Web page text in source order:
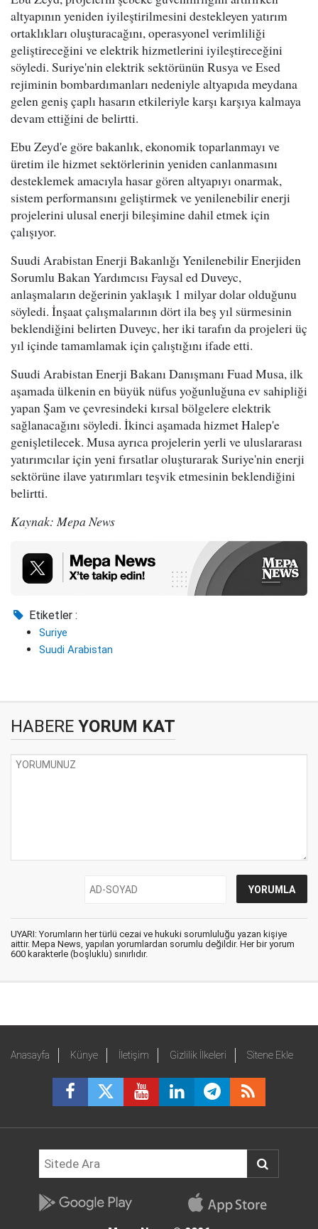
altyapının yeniden iyileştirilmesini destekleyen yatırım
ortaklıkları oluşturacağını, operasyonel verimliliği
geliştireceğini ve elektrik hizmetlerini iyileştireceğini
söyledi. Suriye'nin elektrik sektörünün Rusya ve Esed
rejiminin bombardımanları nedeniyle altyapıda meydana
gelen geniş çaplı hasarın etkileriyle karşı karşıya kalmaya
devam ettiğini de belirtti.
Ebu Zeyd'e göre bakanlık, ekonomik toparlanmayı ve
üretim ile hizmet sektörlerinin yeniden canlanmasını
desteklemek amacıyla hasar gören altyapıyı onarmak,
sistem performansını geliştirmek ve yenilenebilir enerji
projelerini ulusal enerji bileşimine dahil etmek için
çalışıyor.
Suudi Arabistan Enerji Bakanlığı Yenilenebilir Enerjiden
Sorumlu Bakan Yardımcısı Faysal ed Duveyc,
anlaşmaların değerinin yaklaşık 1 milyar dolar olduğunu
söyledi. İnşaat çalışmalarının dört ila beş yıl sürmesinin
beklendiğini belirten Duveyc, her iki tarafın da projeleri üç
yıl içinde tamamlamak için çalıştığını ifade etti.
Suudi Arabistan Enerji Bakanı Danışmanı Fuad Musa, ilk
aşamada ülkenin en büyük nüfus yoğunluğuna ev sahipliği
yapan Şam ve çevresindeki kırsal bölgelere elektrik
sağlanacağını söyledi. İkinci aşamada hizmet Halep'e
genişletilecek. Musa ayrıca projelerin yerli ve uluslararası
yatırımcılar için yeni fırsatlar oluşturarak Suriye'nin enerji
sektörüne ilave yatırımları teşvik etmesinin beklendiğini
belirtti.
Kaynak: Mepa News
Etiketler :
Suriye
Suudi Arabistan
HABERE YORUM KAT
UYARI: Yorumların her türlü cezai ve hukuki sorumluluğu yazan kişiye
aittir. Mepa News, yapılan yorumlardan sorumlu değildir. Her bir yorum
600 karakterle (boşluklu) sınırlıdır.
Anasayfa Künye İletişim Gizlilik İlkeleri Sitene Ekle